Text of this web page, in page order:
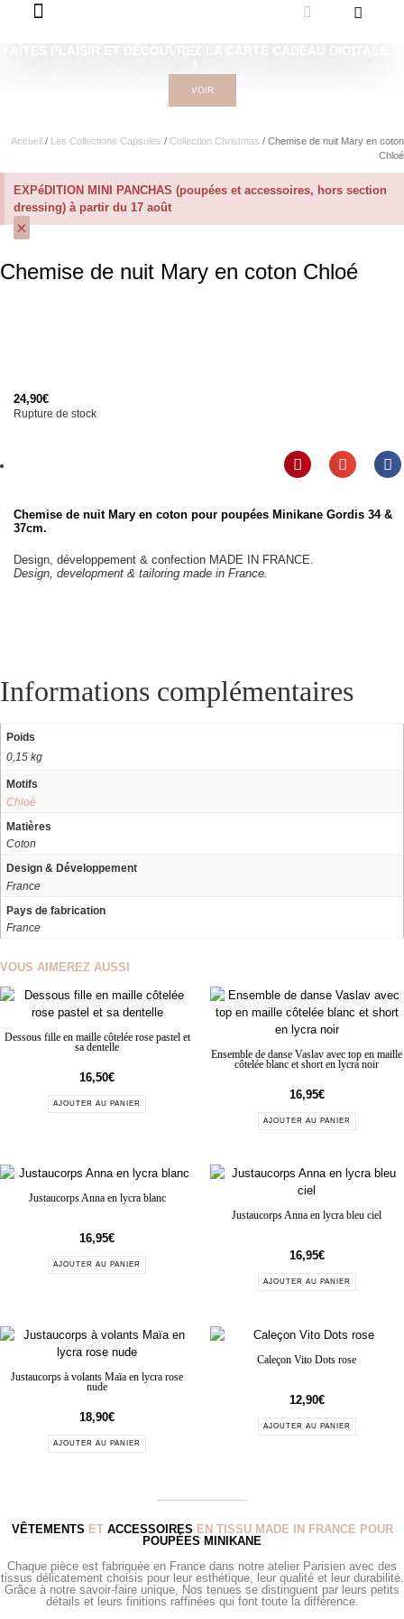
VOIR
Accueil / Les Collections Capsules / Collection Christmas / Chemise de nuit Mary en coton
Chloé
EXPéDITION MINI PANCHAS (poupées et accessoires, hors section
dressing) à partir du 17 août
×
Chemise de nuit Mary en coton Chloé
24,90€
Rupture de stock
Chemise de nuit Mary en coton pour poupées Minikane Gordis 34 &
37cm.
Design, développement & confection MADE IN FRANCE.
Design, development & tailoring made in France.
Informations complémentaires
Poids
0,15 kg
Motifs
Chloé
Matières
Coton
Design & Développement
France
Pays de fabrication
France
VOUS AIMEREZ AUSSI
Dessous fille en maille côtelée rose pastel et
sa dentelle
16,50€
AJOUTER AU PANIER
Ensemble de danse Vaslav avec top en maille
côtelée blanc et short en lycra noir
16,95€
AJOUTER AU PANIER
Justaucorps Anna en lycra blanc
16,95€
AJOUTER AU PANIER
Justaucorps Anna en lycra bleu ciel
16,95€
AJOUTER AU PANIER
Justaucorps à volants Maïa en lycra rose
nude
18,90€
AJOUTER AU PANIER
Caleçon Vito Dots rose
12,90€
AJOUTER AU PANIER
VÊTEMENTS ET ACCESSOIRES EN TISSU MADE IN FRANCE POUR
POUPÉES MINIKANE
Chaque pièce est fabriquée en France dans notre atelier Parisien avec des
tissus délicatement choisis pour leur esthétique, leur qualité et leur durabilité.
Grâce à notre savoir-faire unique, Nos tenues se distinguent par leurs petits
détails et leurs finitions raffinées qui font toute la différence.